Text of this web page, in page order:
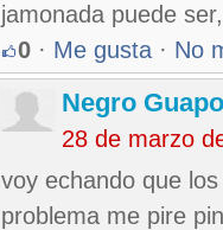
jamonada puede
0 · Me gusta · No
Negro Guapo
28 de marzo
voy echando que
problema me pire